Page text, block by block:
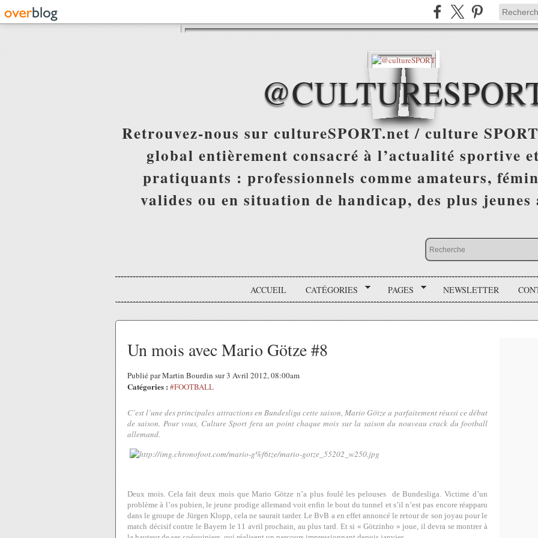
Retrouvez-nous sur cultureSPORT.net / culture
global entièrement consacré à l’actualité sportive
pratiquants : professionnels comme amateurs,
valides ou en situation de handicap, des plus
ACCUEIL CATÉGORIES PAGES NEWSLETTER
Un mois avec Mario Götze #8
Publié par Martin Bourdin sur 3 Avril 2012, 08:00am
Catégories : #FOOTBALL
C’est l’une des principales attractions en Bundesliga cette saison, Mario Götze a parfaitement réussi ce début
de saison. Pour vous, Culture Sport fera un point chaque mois sur la saison du nouveau crack du football
allemand.
Deux mois. Cela fait deux mois que Mario Götze n’a plus foulé les pelouses de Bundesliga. Victime d’un
problème à l’os pubien, le jeune prodige allemand voit enfin le bout du tunnel et s’il n’est pas encore réapparu
dans le groupe de Jürgen Klopp, cela ne saurait tarder. Le BvB a en effet annoncé le retour de son joyau pour le
match décisif contre le Bayern le 11 avril prochain, au plus tard. Et si « Götzinho » joue, il devra se montrer à